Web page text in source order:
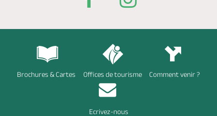
Brochures & Cartes Offices de tourisme Comment venir ?
Ecrivez-nous